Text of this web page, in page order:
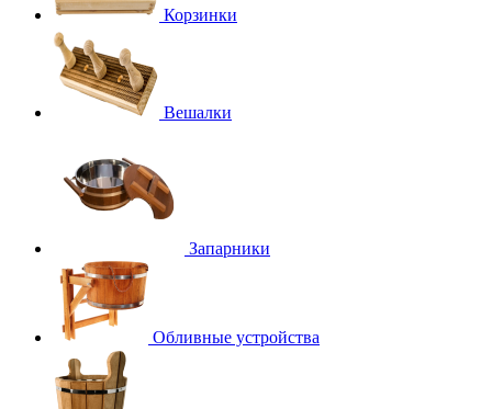
Корзинки
Вешалки
Запарники
Обливные устройства